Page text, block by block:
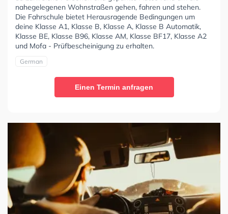
nahegelegenen Wohnstraßen gehen, fahren und stehen.
Die Fahrschule bietet Herausragende Bedingungen um
deine Klasse A1, Klasse B, Klasse A, Klasse B Automatik,
Klasse BE, Klasse B96, Klasse AM, Klasse BF17, Klasse A2
und Mofa - Prüfbescheinigung zu erhalten.
German
Einen Termin anfragen